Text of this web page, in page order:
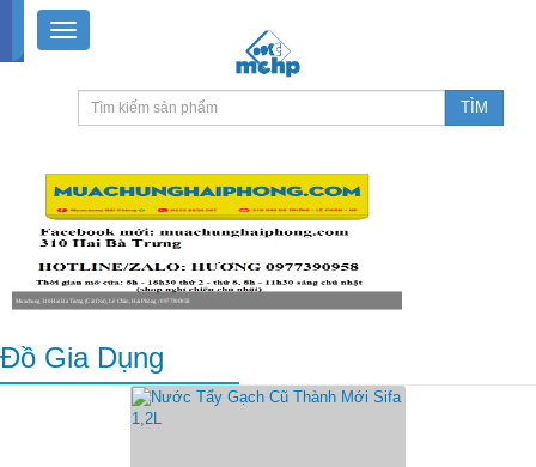
Muachung 310 Hai Bà Trưng (Cát Dài), Lê Chân, Hải Phòng / 0977390958
Đồ Gia Dụng